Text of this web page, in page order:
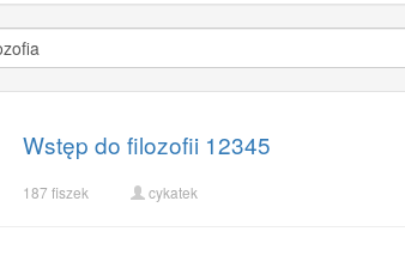
Wstęp do filozofii 12345
187 fiszek cykatek